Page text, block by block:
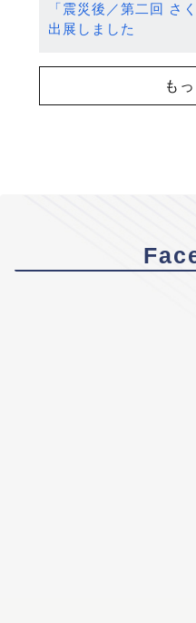
「震災後／第二回 さ
出展しました
も